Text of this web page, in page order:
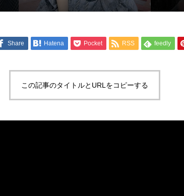
Share Hatena Pocket RSS feedly
この記事のタイトルとURLをコピーする